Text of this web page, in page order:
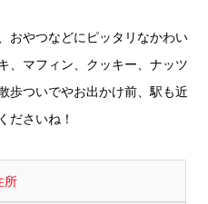
おやつなどにピッタリなかわい
、マフィン、クッキー、ナッツ
歩ついでやお出かけ前、駅も近
ださいね！
所